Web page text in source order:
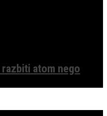
razbiti atom nego